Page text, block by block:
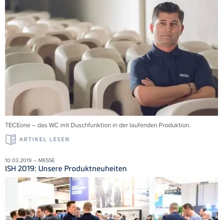
TECEone – das WC mit Duschfunktion in der laufenden Produktion.
ARTIKEL LESEN
10.03.2019 – MESSE
ISH 2019: Unsere Produktneuheiten